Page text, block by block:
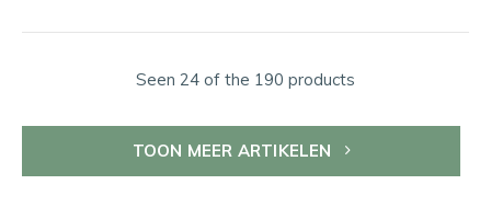
Seen 24 of the 190 products
TOON MEER ARTIKELEN